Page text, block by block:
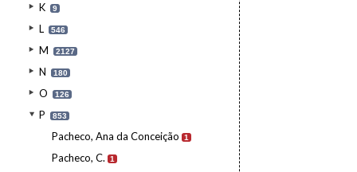
K 9
L 546
M 2127
N 180
O 126
P 853
Pacheco, Ana da Conceição 1
Pacheco, C. 1